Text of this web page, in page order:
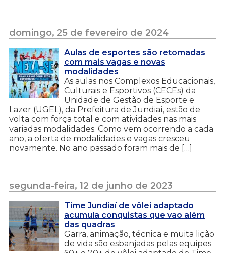
domingo, 25 de fevereiro de 2024
Aulas de esportes são retomadas
com mais vagas e novas
modalidades
As aulas nos Complexos Educacionais,
Culturais e Esportivos (CECEs) da
Unidade de Gestão de Esporte e
Lazer (UGEL), da Prefeitura de Jundiaí, estão de
volta com força total e com atividades nas mais
variadas modalidades. Como vem ocorrendo a cada
ano, a oferta de modalidades e vagas cresceu
novamente. No ano passado foram mais de […]
segunda-feira, 12 de junho de 2023
Time Jundiaí de vôlei adaptado
acumula conquistas que vão além
das quadras
Garra, animação, técnica e muita lição
de vida são esbanjadas pelas equipes